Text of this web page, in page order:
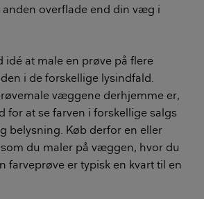
overflade end din væg i
idé at male en prøve på flere
i de forskellige lysindfald.
væggene derhjemme er,
for at se farven i forskellige salgs
belysning. Køb derfor en eller
du maler på væggen, hvor du
farveprøve er typisk en kvart til en